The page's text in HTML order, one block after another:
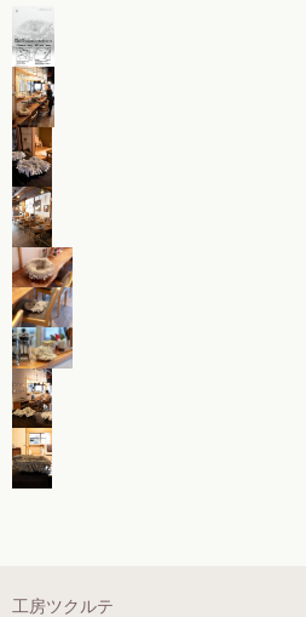
工房ツクルテ